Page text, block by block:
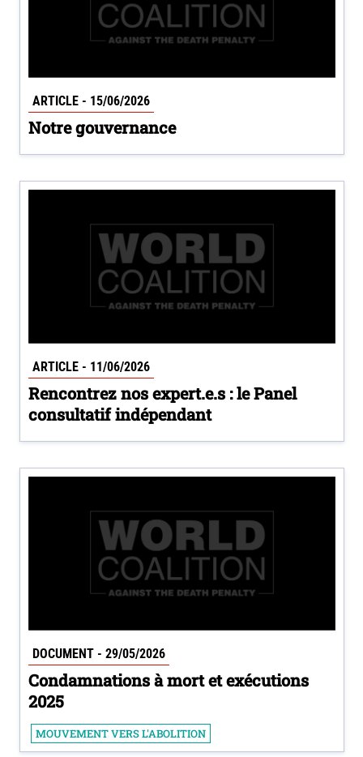
ARTICLE - 15/06/2026
Notre gouvernance
ARTICLE - 11/06/2026
Rencontrez nos expert.e.s : le Panel
consultatif indépendant
DOCUMENT - 29/05/2026
Condamnations à mort et exécutions
2025
MOUVEMENT VERS L'ABOLITION